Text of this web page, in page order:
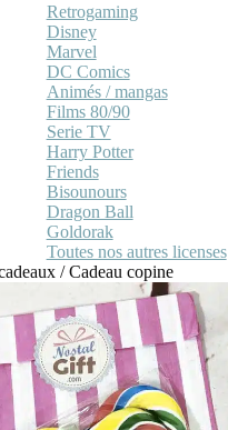
Retrogaming
Disney
Marvel
DC Comics
Animés / mangas
Films 80/90
Serie TV
Harry Potter
Friends
Bisounours
Dragon Ball
Goldorak
Toutes nos autres licenses
/Cadeau copine